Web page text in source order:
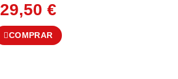
29,50 €
COMPRAR